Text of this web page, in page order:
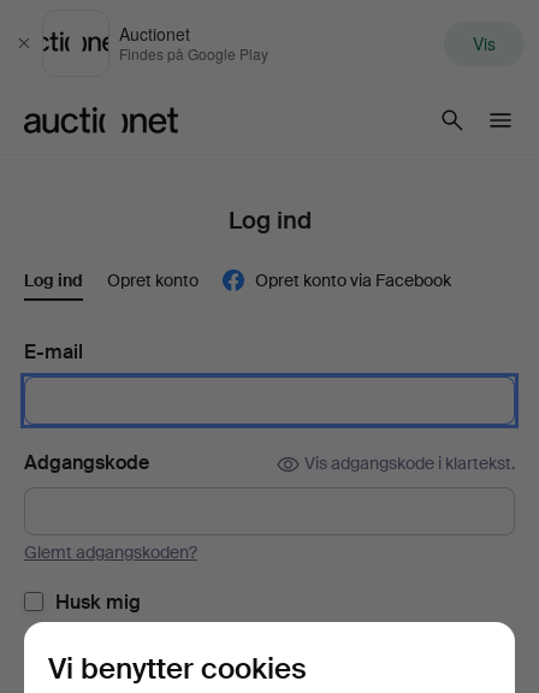
Luk
Auctionet
Findes på Google Play Vis
Log ind
Log ind Opret konto Opret konto via Facebook
E-mail
Adgangskode Vis adgangskode i klartekst.
Glemt adgangskoden?
Husk mig
Log ind
Vi benytter cookies